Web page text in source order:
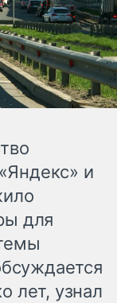
и
для
лет, узнал